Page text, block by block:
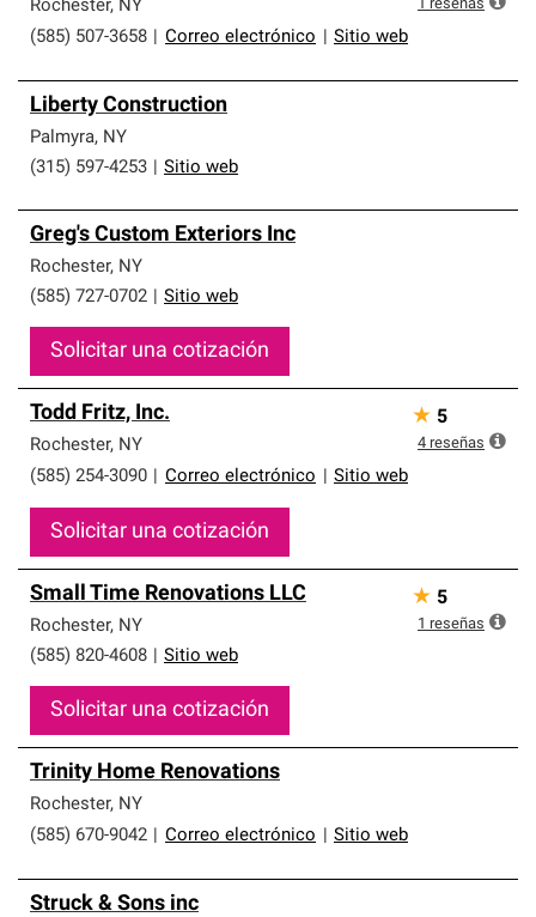
Rochester, NY
(585) 507-3658
Correo electrónico Sitio web
reseñas
Liberty Construction
Palmyra, NY
(315) 597-4253
Sitio web
Greg's Custom Exteriors Inc
Rochester, NY
(585) 727-0702
Sitio web
Solicitar una cotización
Todd Fritz, Inc.
Rochester, NY
(585) 254-3090
Correo electrónico Sitio web
Solicitar una cotización
★ 5
4 reseñas
Small Time Renovations LLC
Rochester, NY
(585) 820-4608
Sitio web
Solicitar una cotización
★ 5
1 reseñas
Trinity Home Renovations
Rochester, NY
(585) 670-9042
Correo electrónico Sitio web
Struck & Sons inc